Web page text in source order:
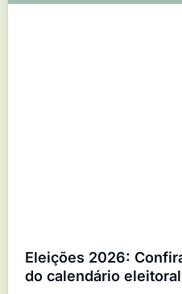
Eleições 2026:
do calendário